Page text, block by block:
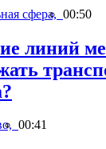
сфера, 00:50
линий
00:41